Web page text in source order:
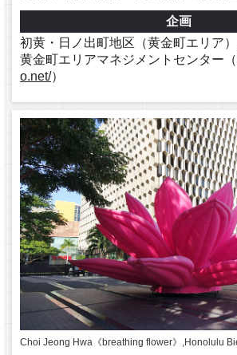
企画
初黄・日ノ出町地区（黄金町エリア
黄金町エリアマネジメントセンター（
o.net/）
Choi Jeong Hwa《breathing flower》,Honolulu